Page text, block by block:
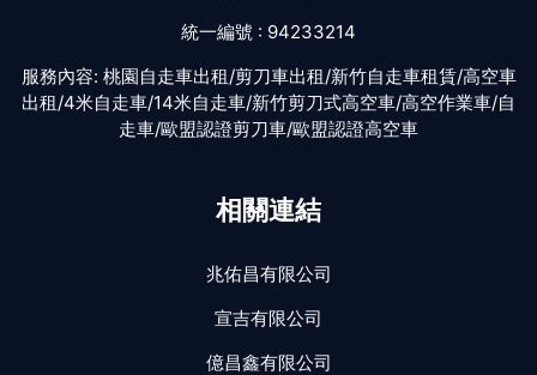
統一編號 : 94233214
服務內容: 桃園自走車出租/剪刀車出租/新竹自走車租賃/高空車
出租/4米自走車/14米自走車/新竹剪刀式高空車/高空作業車/自
走車/歐盟認證剪刀車/歐盟認證高空車
相關連結
兆佑昌有限公司
宣吉有限公司
億昌鑫有限公司